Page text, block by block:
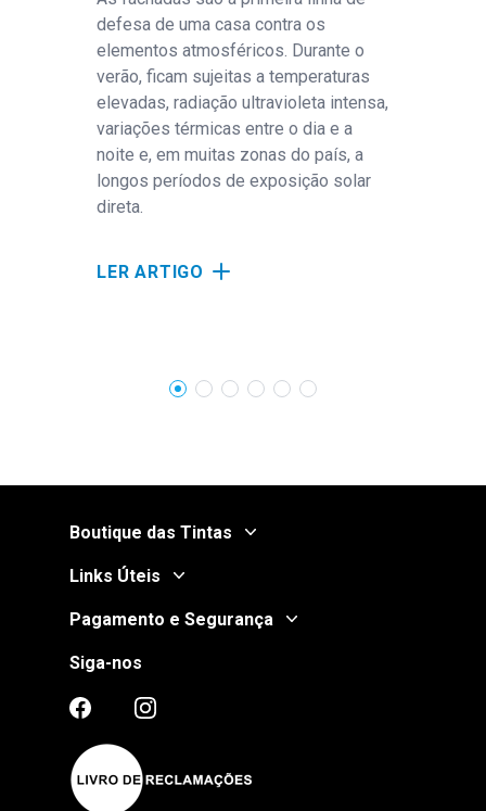
defesa de uma casa contra os
elementos atmosféricos. Durante o
verão, ficam sujeitas a temperaturas
elevadas, radiação ultravioleta intensa,
variações térmicas entre o dia e a
noite e, em muitas zonas do país, a
longos períodos de exposição solar
direta.
LER ARTIGO
Boutique das Tintas
Links Úteis
Pagamento e Segurança
Siga-nos